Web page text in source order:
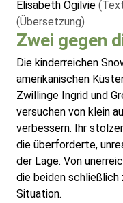
Elisabeth Ogilvie
(Übersetzung)
Zwei gegen
Die kinderreichen
amerikanischen
Zwillinge Ingrid und
versuchen von klein
verbessern. Ihr
die überforderte,
der Lage. Von
die beiden schließlich
Situation.